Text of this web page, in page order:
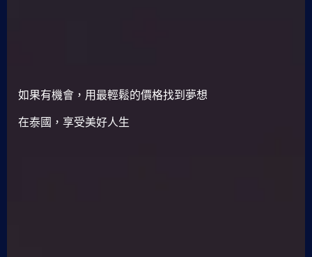
如果有機會，用最輕鬆的價格找到夢想
在泰國，享受美好人生